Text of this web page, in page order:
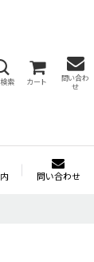
索 カート
問い合わ
せ
問い合わせ